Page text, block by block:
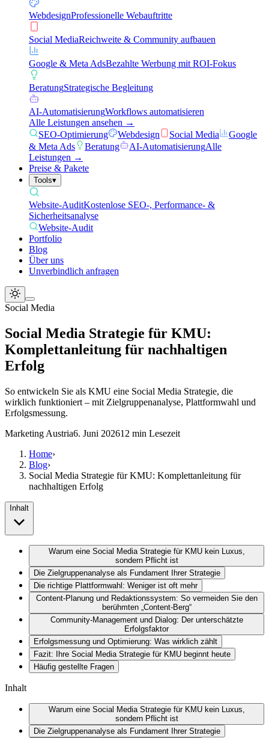
WebdesignProfessionelle Webauftritte
Social MediaReichweite & Community aufbauen
Google & Meta AdsBezahlte Werbung mit ROI-Fokus
BeratungStrategische Begleitung
AI-AutomatisierungWorkflows automatisieren
Alle Leistungen ansehen →
SEO-Optimierung
Webdesign Social Media
Google
& Meta Ads
Beratung AI-AutomatisierungAlle
Leistungen →
Preise & Pakete
Tools▾
Website-AuditKostenlose SEO-, Performance- &
Sicherheitsanalyse
Website-Audit
Portfolio
Blog
Über uns
Unverbindlich anfragen
Social Media
Social Media Strategie für KMU:
Komplettanleitung für nachhaltigen
Erfolg
So entwickeln Sie als KMU eine Social Media Strategie, die
wirklich funktioniert – mit Zielgruppenanalyse, Plattformwahl und
Erfolgsmessung.
Marketing Austria6. Juni 202612 min Lesezeit
Home›
Blog›
Social Media Strategie für KMU: Komplettanleitung für
nachhaltigen Erfolg
Inhalt
Warum eine Social Media Strategie für KMU kein Luxus,
sondern Pflicht ist
Die Zielgruppenanalyse als Fundament Ihrer Strategie
Die richtige Plattformwahl: Weniger ist oft mehr
Content-Planung und Redaktionssystem: So vermeiden Sie den
berühmten „Content-Berg“
Community-Management und Dialog: Der unterschätzte
Erfolgsfaktor
Erfolgsmessung und Optimierung: Was wirklich zählt
Fazit: Ihre Social Media Strategie für KMU beginnt heute
Häufig gestellte Fragen
Inhalt
Warum eine Social Media Strategie für KMU kein Luxus,
sondern Pflicht ist
Die Zielgruppenanalyse als Fundament Ihrer Strategie